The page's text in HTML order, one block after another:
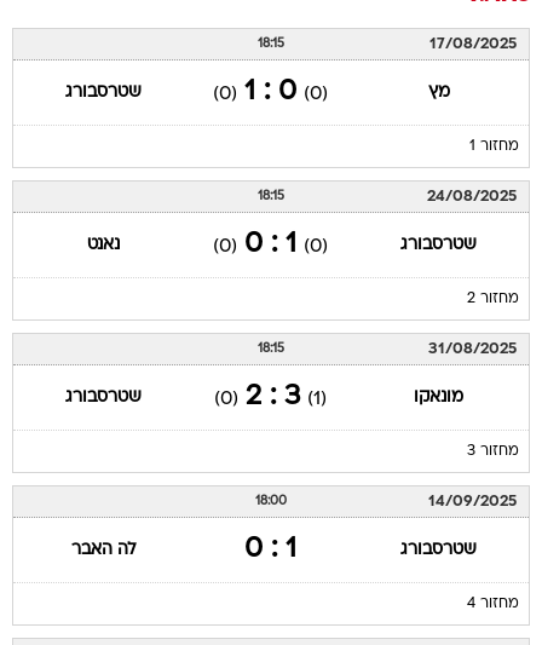
17/08/2025
18:15
מץ (0)
0 : 1
(0) שטרסבורג
מחזור 1
24/08/2025
18:15
שטרסבורג (0)
1 : 0
(0) נאנט
מחזור 2
31/08/2025
18:15
מונאקו (1)
3 : 2
(0) שטרסבורג
מחזור 3
14/09/2025
18:00
שטרסבורג 1 : 0 לה האבר
מחזור 4